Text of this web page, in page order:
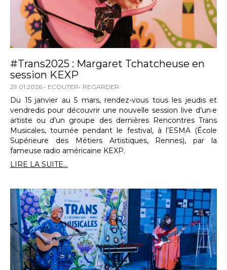
#Trans2025 : Margaret Tchatcheuse en
session KEXP
29.01.2026 ECOUTER REGARDER
Du 15 janvier au 5 mars, rendez-vous tous les jeudis et
vendredis pour découvrir une nouvelle session live d’un·e
artiste ou d’un groupe des dernières Rencontres Trans
Musicales, tournée pendant le festival, à l’ESMA (École
Supérieure des Métiers Artistiques, Rennes), par la
fameuse radio américaine KEXP.
LIRE LA SUITE...